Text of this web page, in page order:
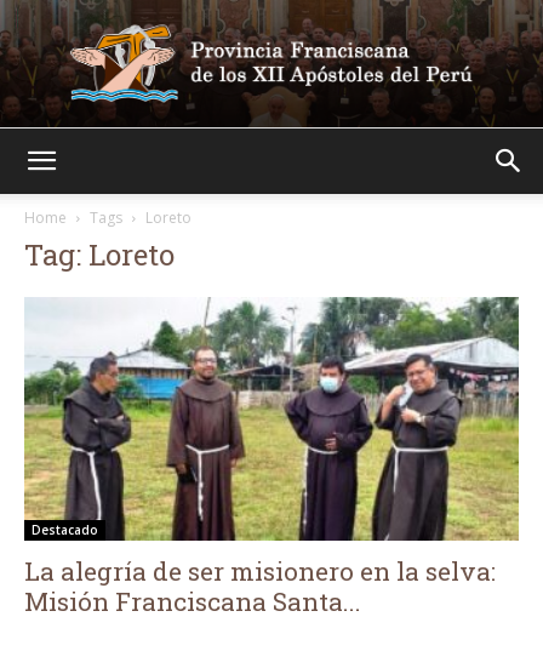
Home
Tags Loreto
Tag: Loreto
Destacado
La alegría de ser misionero en la selva:
Misión Franciscana Santa...